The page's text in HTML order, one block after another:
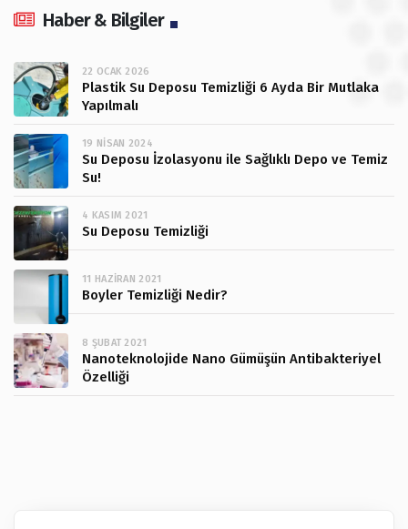
Haber & Bilgiler
22 OCAK 2026
Plastik Su Deposu Temizliği 6 Ayda Bir Mutlaka
Yapılmalı
19 NISAN 2024
Su Deposu İzolasyonu ile Sağlıklı Depo ve Temiz
Su!
4 KASIM 2021
Su Deposu Temizliği
11 HAZIRAN 2021
Boyler Temizliği Nedir?
8 ŞUBAT 2021
Nanoteknolojide Nano Gümüşün Antibakteriyel
Özelliği